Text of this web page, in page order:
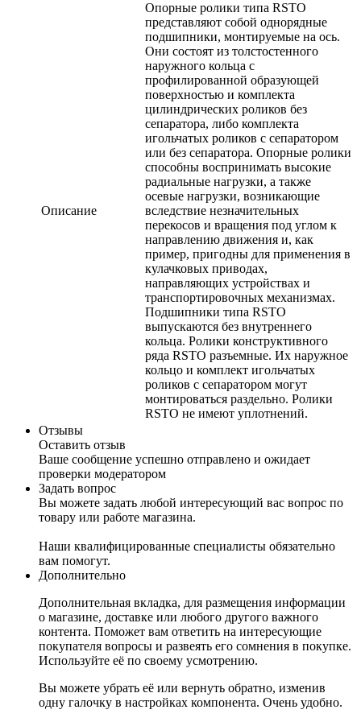
Описание
Опорные ролики типа RSTO
представляют собой однорядные
подшипники, монтируемые на ось.
Они состоят из толстостенного
наружного кольца с
профилированной образующей
поверхностью и комплекта
цилиндрических роликов без
сепаратора, либо комплекта
игольчатых роликов с сепаратором
или без сепаратора. Опорные ролики
способны воспринимать высокие
радиальные нагрузки, а также
осевые нагрузки, возникающие
вследствие незначительных
перекосов и вращения под углом к
направлению движения и, как
пример, пригодны для применения в
кулачковых приводах,
направляющих устройствах и
транспортировочных механизмах.
Подшипники типа RSTO
выпускаются без внутреннего
кольца. Ролики конструктивного
ряда RSTO разъемные. Их наружное
кольцо и комплект игольчатых
роликов с сепаратором могут
монтироваться раздельно. Ролики
RSTO не имеют уплотнений.
Отзывы
Оставить отзыв
Ваше сообщение успешно отправлено и ожидает
проверки модератором
Задать вопрос
Вы можете задать любой интересующий вас вопрос по
товару или работе магазина.
Наши квалифицированные специалисты обязательно
вам помогут.
Дополнительно
Дополнительная вкладка, для размещения информации
о магазине, доставке или любого другого важного
контента. Поможет вам ответить на интересующие
покупателя вопросы и развеять его сомнения в покупке.
Используйте её по своему усмотрению.
Вы можете убрать её или вернуть обратно, изменив
одну галочку в настройках компонента. Очень удобно.